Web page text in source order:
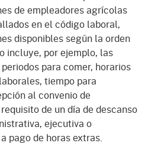
de empleadores agrícolas
en el código laboral,
disponibles según la orden
incluye, por ejemplo, las
para comer, horarios
tiempo para
al convenio de
de un día de descanso
ejecutiva o
pago de horas extras.